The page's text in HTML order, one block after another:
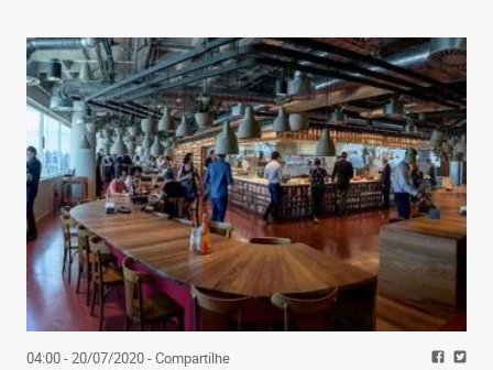
04:00 - 20/07/2020- Compartilhe